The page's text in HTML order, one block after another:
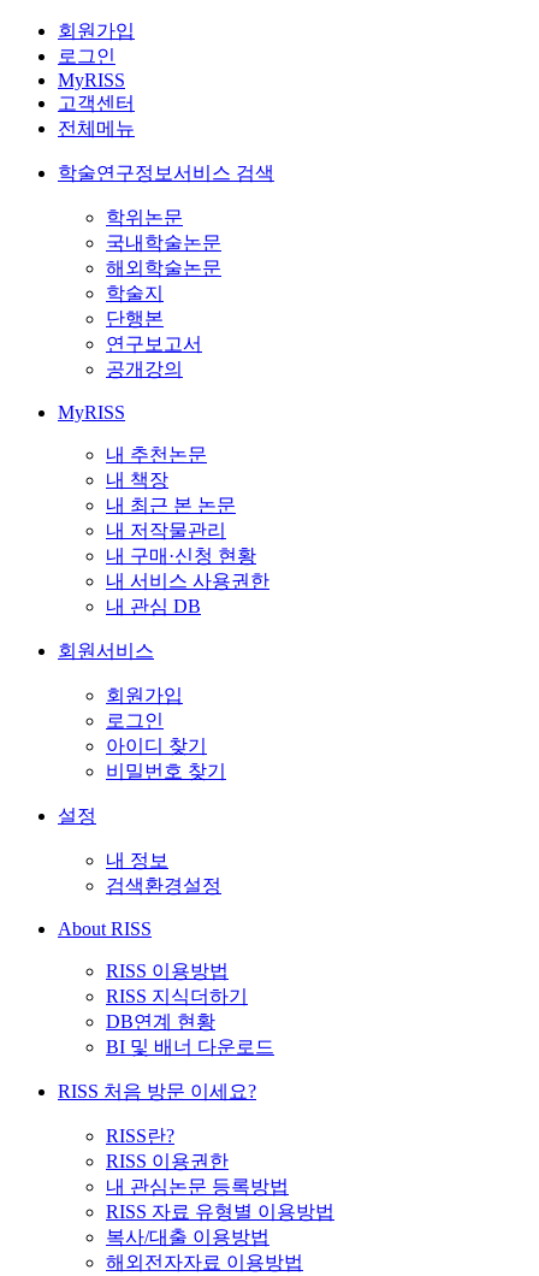
회원가입
로그인
MyRISS
고객센터
전체메뉴
학술연구정보서비스 검색
학위논문
국내학술논문
해외학술논문
학술지
단행본
연구보고서
공개강의
MyRISS
내 추천논문
내 책장
내 최근 본 논문
내 저작물관리
내 구매·신청 현황
내 서비스 사용권한
내 관심 DB
회원서비스
회원가입
로그인
아이디 찾기
비밀번호 찾기
설정
내 정보
검색환경설정
About RISS
RISS 이용방법
RISS 지식더하기
DB연계 현황
BI 및 배너 다운로드
RISS 처음 방문 이세요?
RISS란?
RISS 이용권한
내 관심논문 등록방법
RISS 자료 유형별 이용방법
복사/대출 이용방법
해외전자자료 이용방법